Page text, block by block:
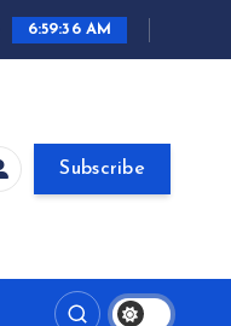
6:59:37 AM
Subscribe